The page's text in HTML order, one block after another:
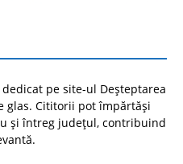
pe site-ul Deșteptarea
glas. Cititorii pot împărtăși
și întreg județul, contribuind